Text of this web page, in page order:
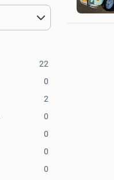
22
0
2
0
0
0
0